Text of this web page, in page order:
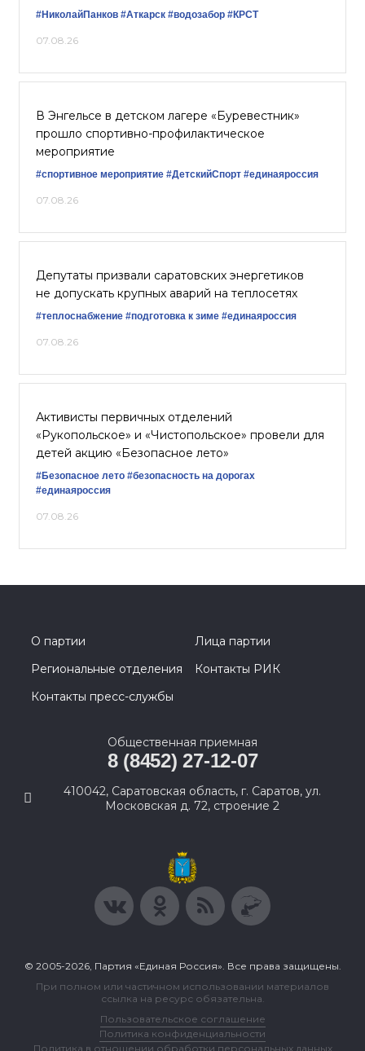
#НиколайПанков #Аткарск #водозабор #КРСТ
07.08.26
В Энгельсе в детском лагере «Буревестник»
прошло спортивно-профилактическое
мероприятие
#спортивное мероприятие #ДетскийСпорт #единаяроссия
07.08.26
Депутаты призвали саратовских энергетиков
не допускать крупных аварий на теплосетях
#теплоснабжение #подготовка к зиме #единаяроссия
07.08.26
Активисты первичных отделений
«Рукопольское» и «Чистопольское» провели для
детей акцию «Безопасное лето»
#Безопасное лето #безопасность на дорогах
#единаяроссия
07.08.26
О партии
Лица партии
Региональные отделения
Контакты РИК
Контакты пресс-службы
Общественная приемная
8 (8452) 27-12-07
410042, Саратовская область, г. Саратов, ул.
Московская д. 72, строение 2
© 2005-2026, Партия «Единая Россия». Все права защищены.
При полном или частичном использовании материалов
ссылка на ресурс обязательна.
Пользовательское соглашение
Политика конфиденциальности
Политика в отношении обработки персональных данных